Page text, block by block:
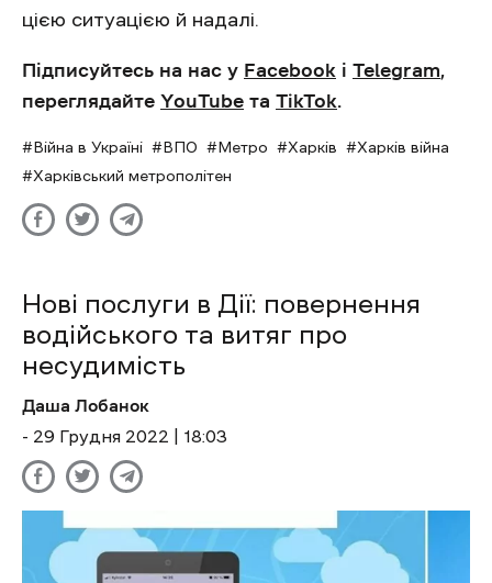
цією ситуацією й надалі.
Підписуйтесь на нас у Facebook і Telegram,
переглядайте YouTube та TikTok.
Війна в Україні ВПО Метро Харків
Харків війна
Харківський метрополітен
Нові послуги в Дії: повернення
водійського та витяг про
несудимість
Даша Лобанок
- 29 Грудня 2022 | 18:03